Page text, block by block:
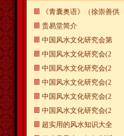
《青囊奥语》（徐崇善供
贵易堂简介
中国风水文化研究会第
中国风水文化研究会(2
中国风水文化研究会(2
中国风水文化研究会(2
中国风水文化研究会(2
中国风水文化研究会(2
超实用的风水知识大全